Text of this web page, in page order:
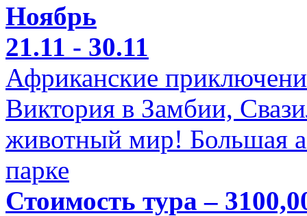
Ноябрь
21.11 - 30.11
Африканские
Виктория в Замбии,
животный мир! Большая
парке
Стоимость тура –